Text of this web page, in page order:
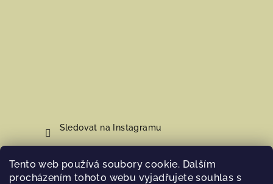
Tento web používá soubory cookie. Dalším
procházením tohoto webu vyjadřujete souhlas s
Sledovat na Instagramu
Nákupní košík